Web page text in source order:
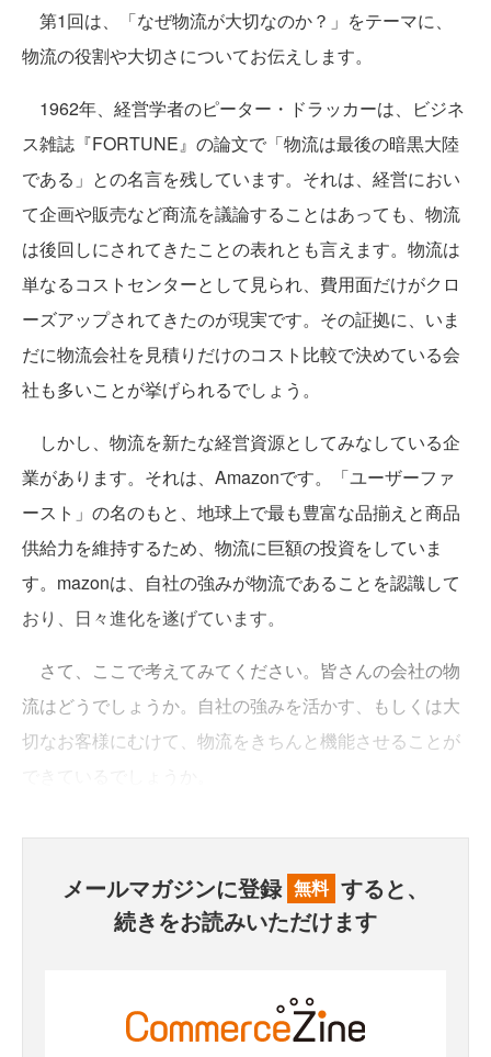
第1回は、「なぜ物流が大切なのか？」をテーマに、
物流の役割や大切さについてお伝えします。
1962年、経営学者のピーター・ドラッカーは、ビジネ
ス雑誌『FORTUNE』の論文で「物流は最後の暗黒大陸
である」との名言を残しています。それは、経営におい
て企画や販売など商流を議論することはあっても、物流
は後回しにされてきたことの表れとも言えます。物流は
単なるコストセンターとして見られ、費用面だけがクロ
ーズアップされてきたのが現実です。その証拠に、いま
だに物流会社を見積りだけのコスト比較で決めている会
社も多いことが挙げられるでしょう。
しかし、物流を新たな経営資源としてみなしている企
業があります。それは、Amazonです。「ユーザーファ
ースト」の名のもと、地球上で最も豊富な品揃えと商品
供給力を維持するため、物流に巨額の投資をしていま
す。mazonは、自社の強みが物流であることを認識して
おり、日々進化を遂げています。
さて、ここで考えてみてください。皆さんの会社の物
流はどうでしょうか。自社の強みを活かす、もしくは大
切なお客様にむけて、物流をきちんと機能させることが
メールマガジンに登録 無料 すると、
続きをお読みいただけます